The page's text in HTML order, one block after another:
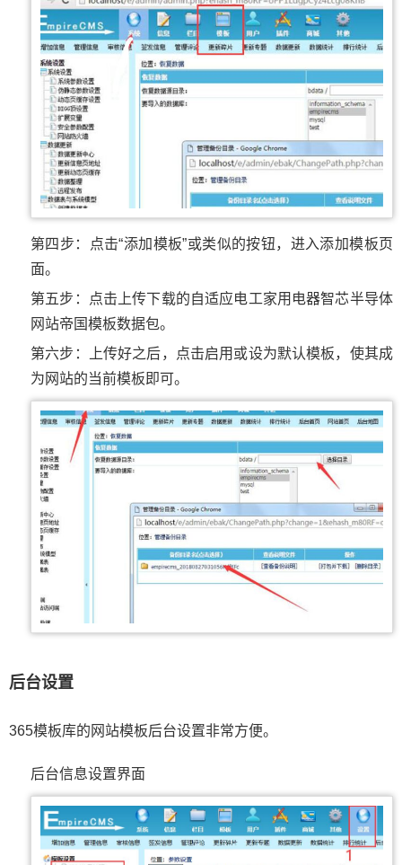
第四步：点击“添加模板”或类似的按钮，进入添加模板页
面。
第五步：点击上传下载的自适应电工家用电器智芯半导体
网站帝国模板数据包。
第六步：上传好之后，点击启用或设为默认模板，使其成
为网站的当前模板即可。
后台设置
365模板库的网站模板后台设置非常方便。
后台信息设置界面